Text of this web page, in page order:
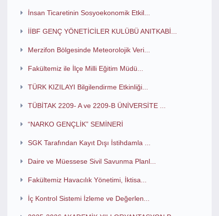
İnsan Ticaretinin Sosyoekonomik Etkil...
İİBF GENÇ YÖNETİCİLER KULÜBÜ ANITKABİ...
Merzifon Bölgesinde Meteorolojik Veri...
Fakültemiz ile İlçe Milli Eğitim Müdü...
TÜRK KIZILAYI Bilgilendirme Etkinliği...
TÜBİTAK 2209- A ve 2209-B ÜNİVERSİTE ...
“NARKO GENÇLİK” SEMİNERİ
SGK Tarafından Kayıt Dışı İstihdamla ...
Daire ve Müessese Sivil Savunma Planl...
Fakültemiz Havacılık Yönetimi, İktisa...
İç Kontrol Sistemi İzleme ve Değerlen...